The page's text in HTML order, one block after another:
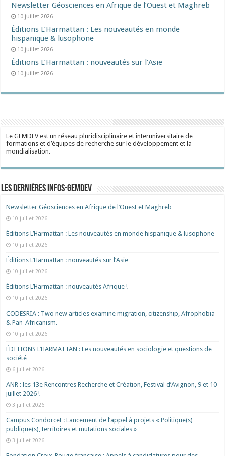
Newsletter Géosciences en Afrique de l’Ouest et Maghreb
10 juillet 2026
Éditions L’Harmattan : Les nouveautés en monde
hispanique & lusophone
10 juillet 2026
Éditions L’Harmattan : nouveautés sur l’Asie
10 juillet 2026
Le GEMDEV est un réseau pluridisciplinaire et interuniversitaire de
formations et d’équipes de recherche sur le développement et la
mondialisation.
Les dernières Infos-Gemdev
Newsletter Géosciences en Afrique de l’Ouest et Maghreb
10 juillet 2026
Éditions L’Harmattan : Les nouveautés en monde hispanique & lusophone
10 juillet 2026
Éditions L’Harmattan : nouveautés sur l’Asie
10 juillet 2026
Éditions L’Harmattan : nouveautés Afrique !​
10 juillet 2026
CODESRIA : Two new articles examine migration, citizenship, Afrophobia
& Pan-Africanism.
10 juillet 2026
ÉDITIONS L’HARMATTAN : Les nouveautés en sociologie et questions de
société
6 juillet 2026
ANR : les 13e Rencontres Recherche et Création, Festival d’Avignon, 9 et 10
juillet 2026 !
3 juillet 2026
Campus Condorcet : Lancement de l’appel à projets « Politique(s)
publique(s), territoires et mutations sociales »
3 juillet 2026